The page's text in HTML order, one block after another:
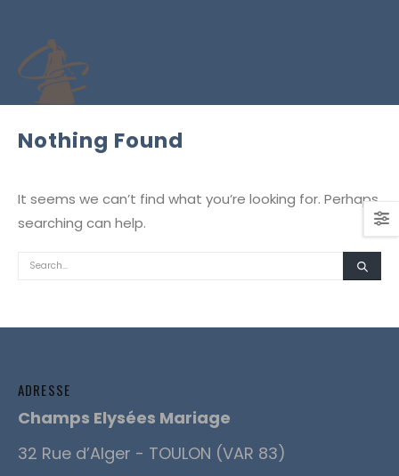
Nothing Found
It seems we can’t find what you’re looking for. Perhaps
searching can help.
ADRESSE
Champs Elysées Mariage
32 Rue d’Alger - TOULON (VAR 83)